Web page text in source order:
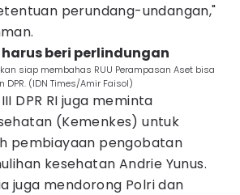
perundang-undangan,"
harus beri perlindungan
siap membahas RUU Perampasan Aset bisa
(IDN Times/Amir Faisol)
DPR RI juga meminta
(Kemenkes) untuk
pembiayaan pengobatan
kesehatan Andrie Yunus.
juga mendorong Polri dan